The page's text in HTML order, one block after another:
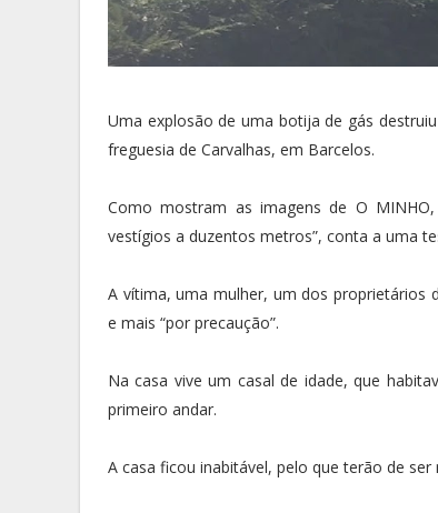
Uma explosão de uma botija de gás
freguesia de Carvalhas, em Barcelos.
Como mostram as imagens de O
vestígios a duzentos metros”, conta a uma
A vítima, uma mulher, um dos proprietários
e mais “por precaução”.
Na casa vive um casal de idade, que
primeiro andar.
A casa ficou inabitável, pelo que terão de ser